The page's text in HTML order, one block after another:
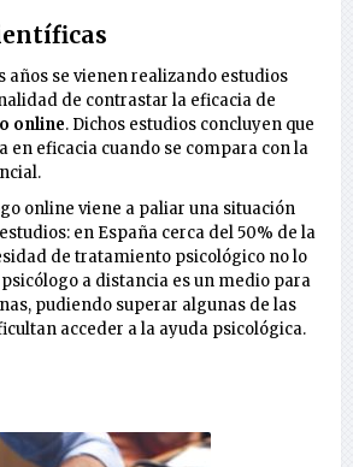
años se vienen realizando estudios
de contrastar la eficacia de
online. Dichos estudios concluyen que
en eficacia cuando se compara con la
online viene a paliar una situación
en España cerca del 50% de la
de tratamiento psicológico no lo
a distancia es un medio para
pudiendo superar algunas de las
acceder a la ayuda psicológica.